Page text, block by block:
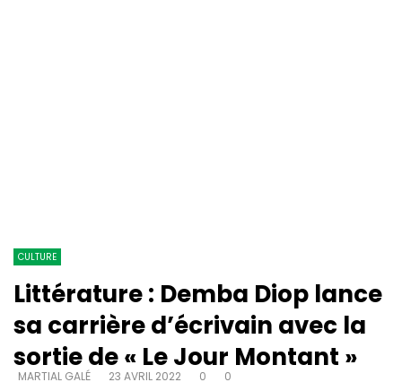
CULTURE
Littérature : Demba Diop lance
sa carrière d’écrivain avec la
sortie de « Le Jour Montant »
MARTIAL GALÉ 23 AVRIL 2022 0 0